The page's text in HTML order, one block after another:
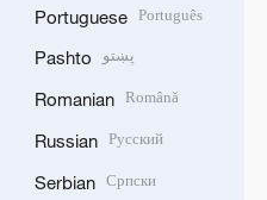
Portuguese Português
Pashto پښتو
Romanian Română
Russian Русский
Serbian Српски